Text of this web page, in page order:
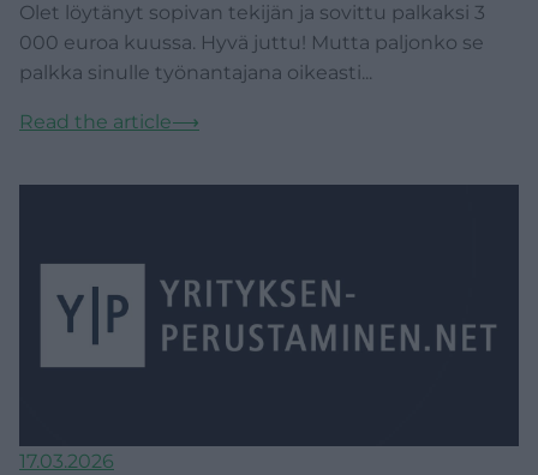
Olet löytänyt sopivan tekijän ja sovittu palkaksi 3
000 euroa kuussa. Hyvä juttu! Mutta paljonko se
palkka sinulle työnantajana oikeasti...
Read the article⟶
17.03.2026